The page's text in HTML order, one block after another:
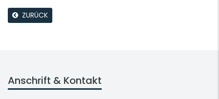
ZURÜCK
Anschrift & Kontakt